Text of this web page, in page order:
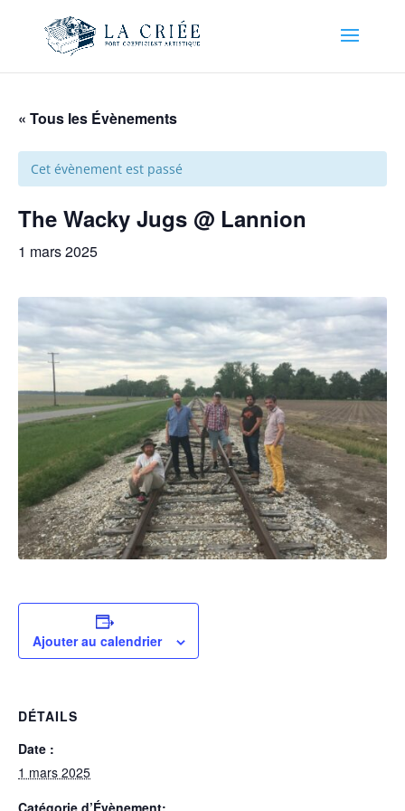
« Tous les Évènements
Cet évènement est passé
The Wacky Jugs @ Lannion
1 mars 2025
Ajouter au calendrier
DÉTAILS
Date :
1 mars 2025
Catégorie d’Évènement: